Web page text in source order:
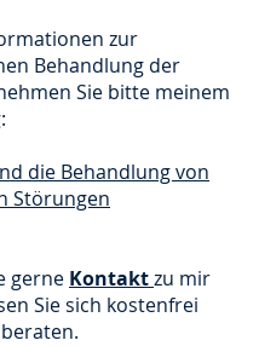
zur
Behandlung der
Sie bitte meinem
die Behandlung von
Störungen
gerne Kontaktzu mir
Sie sich kostenfrei